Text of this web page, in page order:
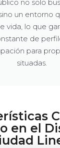
no solo
un entorno
vida, lo que
de
para
situadas.
en el